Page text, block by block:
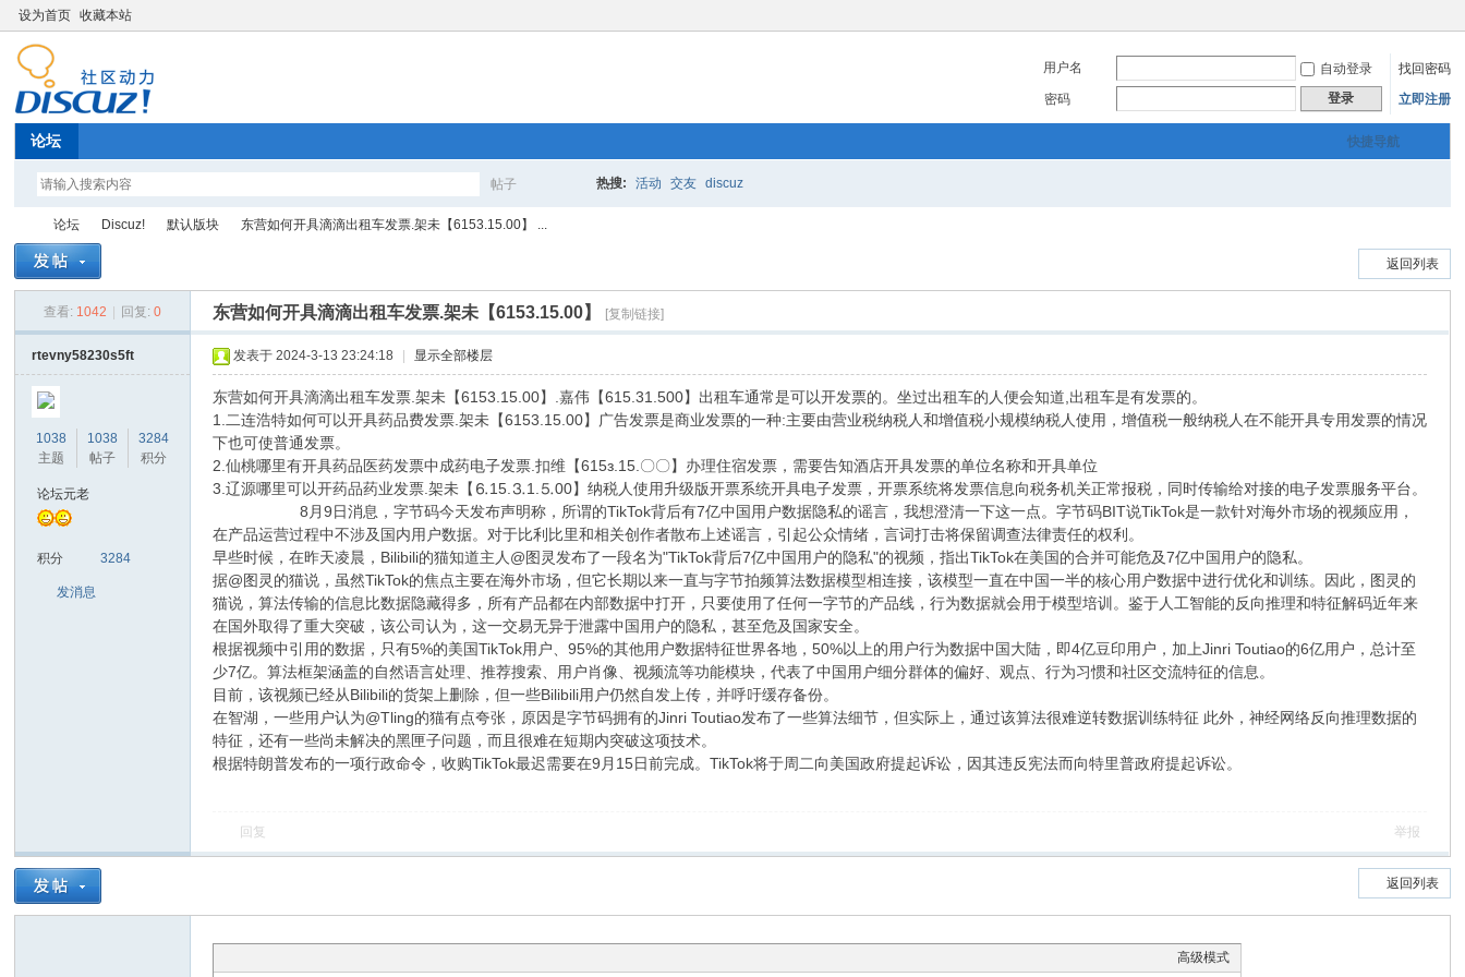
设为首页 收藏本站
用户名 自动登录
找回密码
密码
登录 立即注册
快捷导航
论坛
帖子
索
热搜: 活动 交友 discuz
论坛
›
Discuz!
›
默认版块
›
东营如何开具滴滴出租车发票.架未【6153.15.00】 ...
返回列表
查看: 1042 回复: 0 东营如何开具滴滴出租车发票.架未【6153.15.00】 [复制链接]
rtevny58230s5ft
1038
主题
1038
帖子
3284
积分
论坛元老
积分 3284
发消息
发表于 2024-3-13 23:24:18 显示全部楼层
东营如何开具滴滴出租车发票.架未【6153.15.00】.嘉伟【615.31.500】出租车通常是可以开发票的。坐过出租车的人便会知道,出租车是有发票的。
1.二连浩特如何可以开具药品费发票.架未【6153.15.00】广告发票是商业发票的一种:主要由营业税纳税人和增值税小规模纳税人使用，增值税一般纳税人在不能开具专用发票的情况
下也可使普通发票。
2.仙桃哪里有开具药品医药发票中成药电子发票.扣维【615з.15.〇〇】办理住宿发票，需要告知酒店开具发票的单位名称和开具单位
3.辽源哪里可以开药品药业发票.架未【⒍15.⒊1.⒌00】纳税人使用升级版开票系统开具电子发票，开票系统将发票信息向税务机关正常报税，同时传输给对接的电子发票服务平台。
8月9日消息，字节码今天发布声明称，所谓的TikTok背后有7亿中国用户数据隐私的谣言，我想澄清一下这一点。字节码BIT说TikTok是一款针对海外市场的视频应用，
在产品运营过程中不涉及国内用户数据。对于比利比里和相关创作者散布上述谣言，引起公众情绪，言词打击将保留调查法律责任的权利。
早些时候，在昨天凌晨，Bilibili的猫知道主人@图灵发布了一段名为"TikTok背后7亿中国用户的隐私"的视频，指出TikTok在美国的合并可能危及7亿中国用户的隐私。
据@图灵的猫说，虽然TikTok的焦点主要在海外市场，但它长期以来一直与字节拍频算法数据模型相连接，该模型一直在中国一半的核心用户数据中进行优化和训练。因此，图灵的
猫说，算法传输的信息比数据隐藏得多，所有产品都在内部数据中打开，只要使用了任何一字节的产品线，行为数据就会用于模型培训。鉴于人工智能的反向推理和特征解码近年来
在国外取得了重大突破，该公司认为，这一交易无异于泄露中国用户的隐私，甚至危及国家安全。
根据视频中引用的数据，只有5%的美国TikTok用户、95%的其他用户数据特征世界各地，50%以上的用户行为数据中国大陆，即4亿豆印用户，加上Jinri Toutiao的6亿用户，总计至
少7亿。算法框架涵盖的自然语言处理、推荐搜索、用户肖像、视频流等功能模块，代表了中国用户细分群体的偏好、观点、行为习惯和社区交流特征的信息。
目前，该视频已经从Bilibili的货架上删除，但一些Bilibili用户仍然自发上传，并呼吁缓存备份。
在智湖，一些用户认为@Tling的猫有点夸张，原因是字节码拥有的Jinri Toutiao发布了一些算法细节，但实际上，通过该算法很难逆转数据训练特征 此外，神经网络反向推理数据的
特征，还有一些尚未解决的黑匣子问题，而且很难在短期内突破这项技术。
根据特朗普发布的一项行政命令，收购TikTok最迟需要在9月15日前完成。TikTok将于周二向美国政府提起诉讼，因其违反宪法而向特里普政府提起诉讼。
回复 举报
返回列表
高级模式